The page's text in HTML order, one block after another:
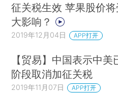
征关税生效 苹果股价将
大影响？
2019年12月04日 APP打开
【贸易】中国表示中
阶段取消加征关税
2019年11月07日 APP打开